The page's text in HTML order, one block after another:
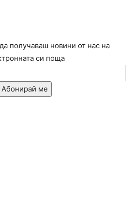
получаваш новини от нас на
си поща
Абонирай ме